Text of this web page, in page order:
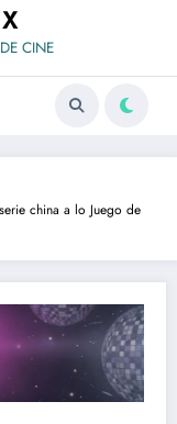
CINE
china a lo Juego de